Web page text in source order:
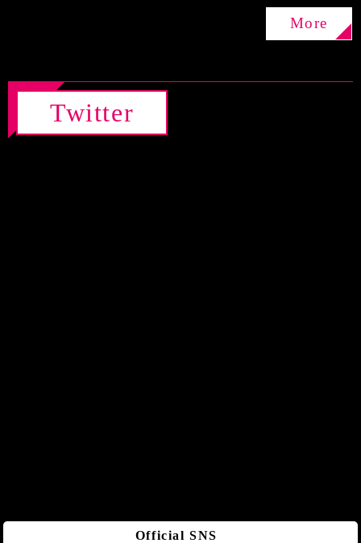
らずのうちに巻き込まれていく、学園サイコサスペ
ンス。ドラマスタジオstoryboardが企画・制作する
More
Twitter
Official SNS